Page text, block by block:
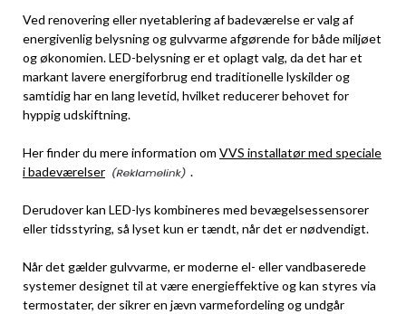
Ved renovering eller nyetablering af badeværelse er valg af
energivenlig belysning og gulvvarme afgørende for både miljøet
og økonomien. LED-belysning er et oplagt valg, da det har et
markant lavere energiforbrug end traditionelle lyskilder og
samtidig har en lang levetid, hvilket reducerer behovet for
hyppig udskiftning.
Her finder du mere information om VVS installatør med speciale
i badeværelser
.
Derudover kan LED-lys kombineres med bevægelsessensorer
eller tidsstyring, så lyset kun er tændt, når det er nødvendigt.
Når det gælder gulvvarme, er moderne el- eller vandbaserede
systemer designet til at være energieffektive og kan styres via
termostater, der sikrer en jævn varmefordeling og undgår